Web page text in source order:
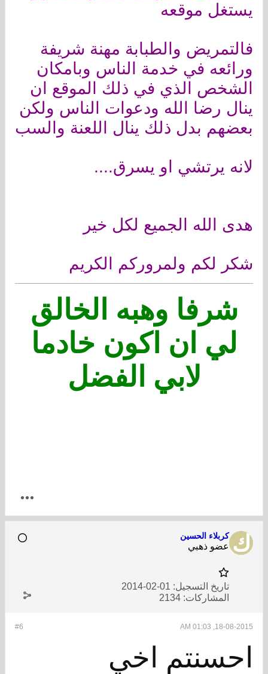
يستغل موقعه
فالتمريض والطبابة مهنة شريفة
ورائعه في خدمة الناس وبامكان
الشخص الذي في ذلك الموقع ان
ينال رضا الله ودعوات الناس ولكن
بعضهم بدل ذلك ينال اللعنة والسب
لانه يرتشي او يسرق....
هدى الله الجميع لكل خير
شكر لكم ولمروركم الكريم
شرفا وهبه الخالق
لي ان اكون خادما
لابي الفضل
كربلاء الحسين
عضو ذهبي
تاريخ التسجيل: 01-02-2014
المشاركات: 2134
#6 18-08-2015, 01:03 AM
احسنتم اخي